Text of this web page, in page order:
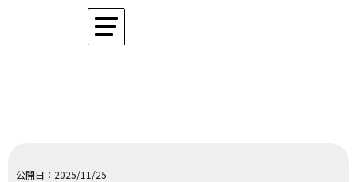
公開日：2025/11/25